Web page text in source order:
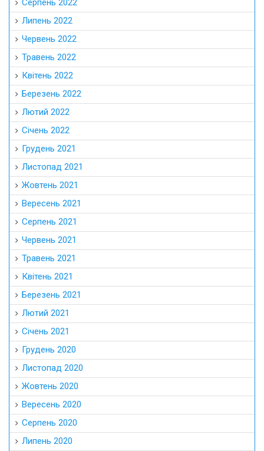
Серпень 2022
Липень 2022
Червень 2022
Травень 2022
Квітень 2022
Березень 2022
Лютий 2022
Січень 2022
Грудень 2021
Листопад 2021
Жовтень 2021
Вересень 2021
Серпень 2021
Червень 2021
Травень 2021
Квітень 2021
Березень 2021
Лютий 2021
Січень 2021
Грудень 2020
Листопад 2020
Жовтень 2020
Вересень 2020
Серпень 2020
Липень 2020